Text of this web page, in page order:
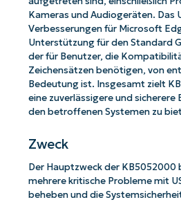
Kameras und Audiogeräten. Das
Verbesserungen für Microsoft
Unterstützung für den Standard
der für Benutzer, die
Zeichensätzen benötigen, von
Bedeutung ist. Insgesamt zielt
eine zuverlässigere und
den betroffenen Systemen zu
Zweck
Der Hauptzweck der KB5052000
mehrere kritische Probleme mit
beheben und die